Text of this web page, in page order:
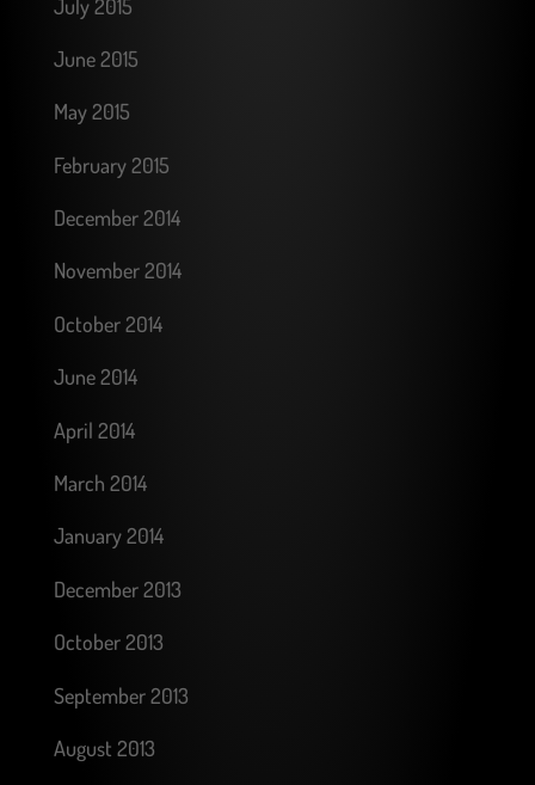
July 2015
June 2015
May 2015
February 2015
December 2014
November 2014
October 2014
June 2014
April 2014
March 2014
January 2014
December 2013
October 2013
September 2013
August 2013